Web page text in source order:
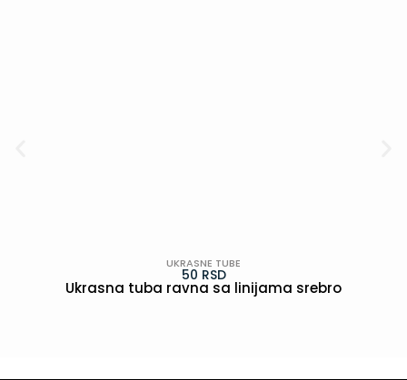
UKRASNE TUBE
50 RSD
Ukrasna tuba ravna sa linijama srebro